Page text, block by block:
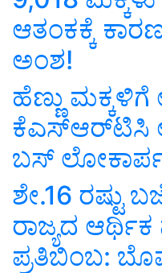
ಆತಂಕಕ್ಕೆ
ಅಂಶ!
ಹೆಣ್ಣು
ಕೆಎಸ್ಆರ್‌ಟಿಸಿ
ಬಸ್
ಶೇ.16 ರಷ್ಟು
ರಾಜ್ಯದ
ಪ್ರತಿಬಿಂಬ: